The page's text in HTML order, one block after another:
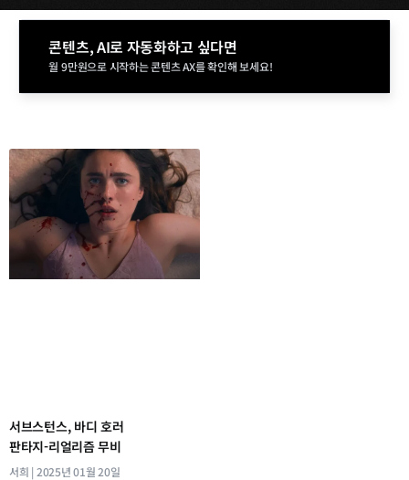
콘텐츠, AI로 자동화하고 싶다면
월 9만원으로 시작하는 콘텐츠 AX를 확인해 보세요!
서브스턴스, 바디 호러
판타지-리얼리즘 무비
서희 2025년 01월 20일